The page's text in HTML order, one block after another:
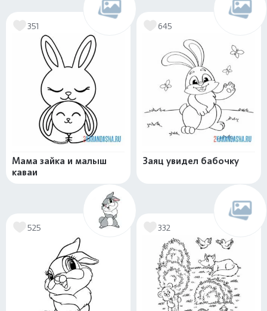
351
Мама зайка и малыш
каваи
645
Заяц увидел бабочку
525 332